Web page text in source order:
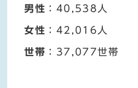
男性 ：40,538人
女性 ：42,016人
世帯 ：37,077世帯